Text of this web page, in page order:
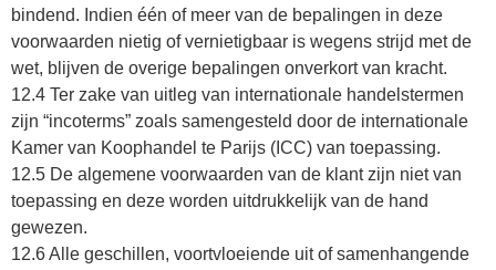
bindend. Indien één of meer van de bepalingen in deze
voorwaarden nietig of vernietigbaar is wegens strijd met de
wet, blijven de overige bepalingen onverkort van kracht.
12.4 Ter zake van uitleg van internationale handelstermen
zijn “incoterms” zoals samengesteld door de internationale
Kamer van Koophandel te Parijs (ICC) van toepassing.
12.5 De algemene voorwaarden van de klant zijn niet van
toepassing en deze worden uitdrukkelijk van de hand
gewezen.
12.6 Alle geschillen, voortvloeiende uit of samenhangende